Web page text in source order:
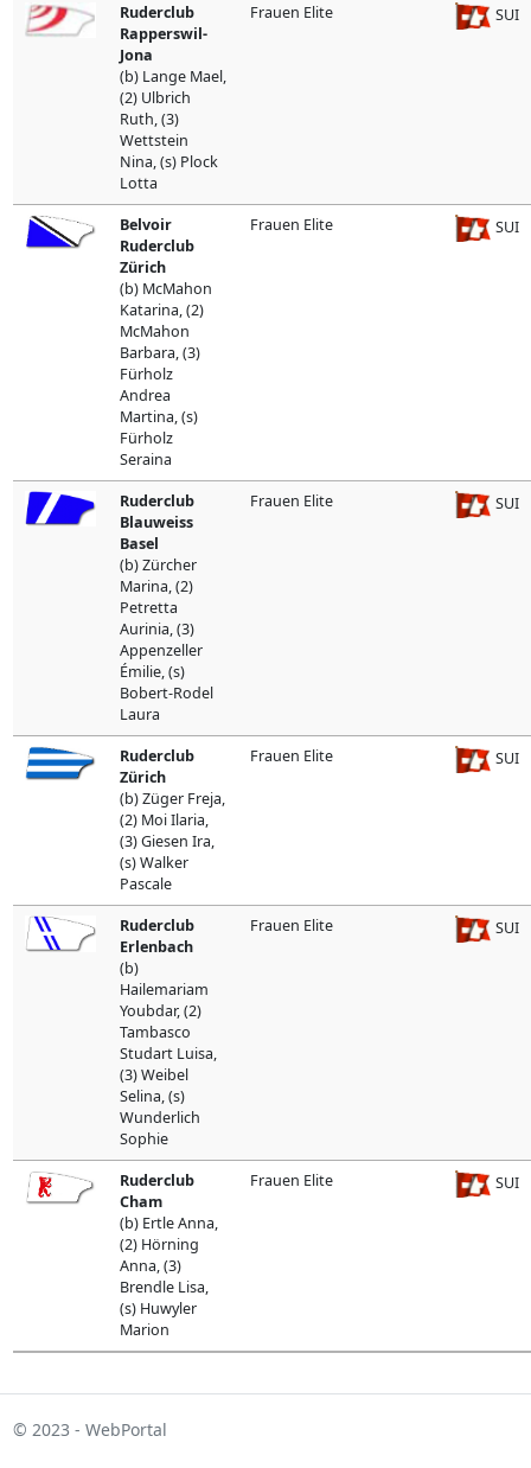
Ruderclub
Rapperswil-
Jona
(b) Lange Mael,
(2) Ulbrich
Ruth, (3)
Wettstein
Nina, (s) Plock
Lotta
Frauen Elite SUI
Belvoir
Ruderclub
Zürich
(b) McMahon
Katarina, (2)
McMahon
Barbara, (3)
Fürholz
Andrea
Martina, (s)
Fürholz
Seraina
Frauen Elite SUI
Ruderclub
Blauweiss
Basel
(b) Zürcher
Marina, (2)
Petretta
Aurinia, (3)
Appenzeller
Émilie, (s)
Bobert-Rodel
Laura
Frauen Elite SUI
Ruderclub
Zürich
(b) Züger Freja,
(2) Moi Ilaria,
(3) Giesen Ira,
(s) Walker
Pascale
Frauen Elite SUI
Ruderclub
Erlenbach
(b)
Hailemariam
Youbdar, (2)
Tambasco
Studart Luisa,
(3) Weibel
Selina, (s)
Wunderlich
Sophie
Frauen Elite SUI
Ruderclub
Cham
(b) Ertle Anna,
(2) Hörning
Anna, (3)
Brendle Lisa,
(s) Huwyler
Marion
Frauen Elite SUI
© 2023 - WebPortal